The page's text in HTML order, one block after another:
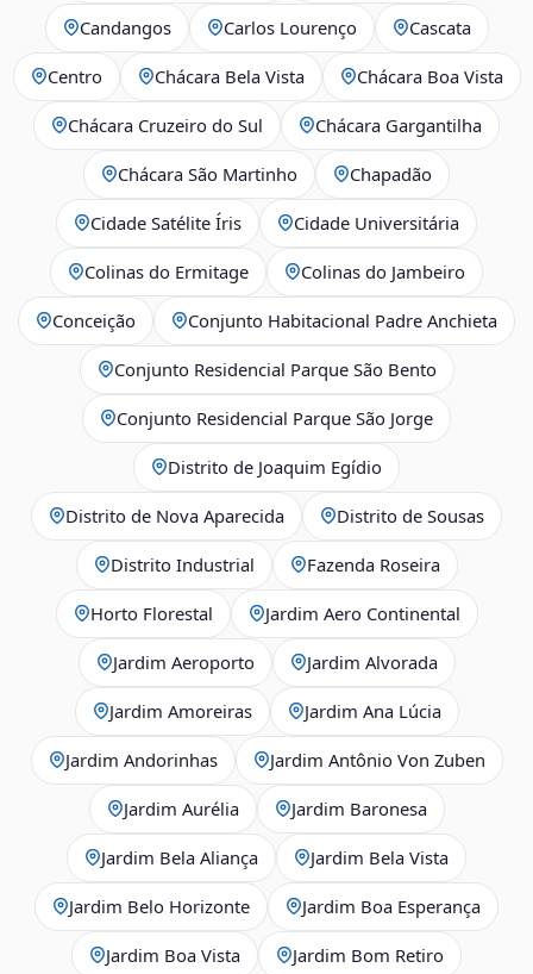
Candangos Carlos Lourenço Cascata
Centro Chácara Bela Vista Chácara Boa Vista
Chácara Cruzeiro do Sul Chácara Gargantilha
Chácara São Martinho Chapadão
Cidade Satélite Íris Cidade Universitária
Colinas do Ermitage Colinas do Jambeiro
Conceição Conjunto Habitacional Padre Anchieta
Conjunto Residencial Parque São Bento
Conjunto Residencial Parque São Jorge
Distrito de Joaquim Egídio
Distrito de Nova Aparecida Distrito de Sousas
Distrito Industrial Fazenda Roseira
Horto Florestal Jardim Aero Continental
Jardim Aeroporto Jardim Alvorada
Jardim Amoreiras Jardim Ana Lúcia
Jardim Andorinhas Jardim Antônio Von Zuben
Jardim Aurélia Jardim Baronesa
Jardim Bela Aliança Jardim Bela Vista
Jardim Belo Horizonte Jardim Boa Esperança
Jardim Boa Vista Jardim Bom Retiro